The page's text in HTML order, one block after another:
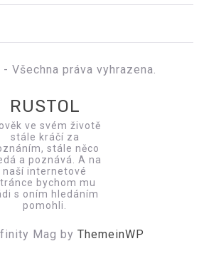
Všechna práva vyhrazena.
RUSTOL
ve svém životě
stále kráčí za
stále něco
a poznává. A na
naší internetové
bychom mu
s oním hledáním
pomohli.
Mag by ThemeinWP